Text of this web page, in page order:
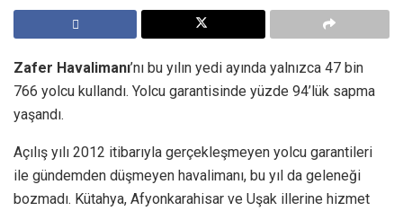
Zafer Havalimanı’nı bu yılın yedi ayında yalnızca 47 bin
766 yolcu kullandı. Yolcu garantisinde yüzde 94’lük sapma
yaşandı.
Açılış yılı 2012 itibarıyla gerçekleşmeyen yolcu garantileri
ile gündemden düşmeyen havalimanı, bu yıl da geleneği
bozmadı. Kütahya, Afyonkarahisar ve Uşak illerine hizmet